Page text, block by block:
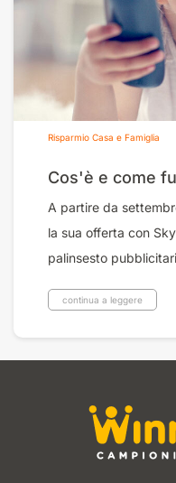
Risparmio Casa e Famiglia
Cos'è e come
A partire da
la sua offerta con
palinsesto
continua a leggere